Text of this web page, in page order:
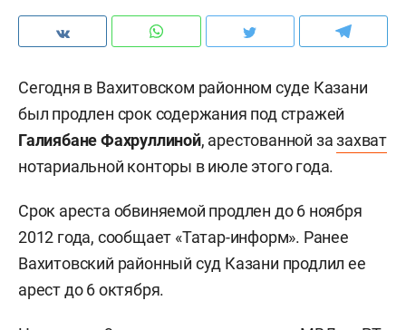
Сегодня в Вахитовском районном суде Казани
был продлен срок содержания под стражей
Галиябане Фахруллиной, арестованной зазахват
нотариальной конторы в июле этого года.
Срок ареста обвиняемой продлен до 6 ноября
2012 года, сообщает «Татар-информ». Ранее
Вахитовский районный суд Казани продлил ее
арест до 6 октября.